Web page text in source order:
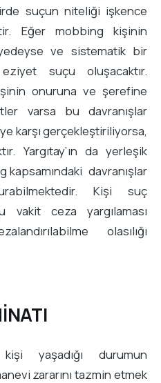
suçun niteliği işkence
Eğer mobbing kişinin
ve sistematik bir
suçu oluşacaktır.
onuruna ve şerefine
varsa bu davranışlar
karşı gerçekleştiriliyorsa,
Yargıtay’ın da yerleşik
kapsamındaki davranışlar
Kişi suç
vakit ceza yargılaması
olasılığı
yaşadığı durumun
zararını tazmin etmek